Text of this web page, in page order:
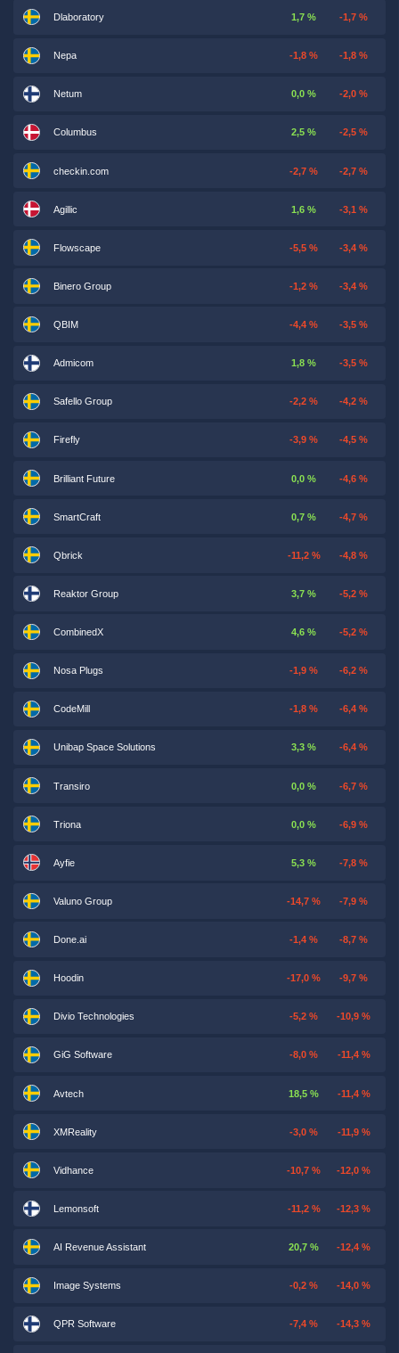
Dlaboratory 1,7 % -1,7 %
Nepa -1,8 % -1,8 %
Netum 0,0 % -2,0 %
Columbus 2,5 % -2,5 %
checkin.com -2,7 % -2,7 %
Agillic 1,6 % -3,1 %
Flowscape -5,5 % -3,4 %
Binero Group -1,2 % -3,4 %
QBIM -4,4 % -3,5 %
Admicom 1,8 % -3,5 %
Safello Group -2,2 % -4,2 %
Firefly -3,9 % -4,5 %
Brilliant Future 0,0 % -4,6 %
SmartCraft 0,7 % -4,7 %
Qbrick -11,2 % -4,8 %
Reaktor Group 3,7 % -5,2 %
CombinedX 4,6 % -5,2 %
Nosa Plugs -1,9 % -6,2 %
CodeMill -1,8 % -6,4 %
Unibap Space Solutions 3,3 % -6,4 %
Transiro 0,0 % -6,7 %
Triona 0,0 % -6,9 %
Ayfie 5,3 % -7,8 %
Valuno Group -14,7 % -7,9 %
Done.ai -1,4 % -8,7 %
Hoodin -17,0 % -9,7 %
Divio Technologies -5,2 % -10,9 %
GiG Software -8,0 % -11,4 %
Avtech 18,5 % -11,4 %
XMReality -3,0 % -11,9 %
Vidhance -10,7 % -12,0 %
Lemonsoft -11,2 % -12,3 %
AI Revenue Assistant 20,7 % -12,4 %
Image Systems -0,2 % -14,0 %
QPR Software -7,4 % -14,3 %